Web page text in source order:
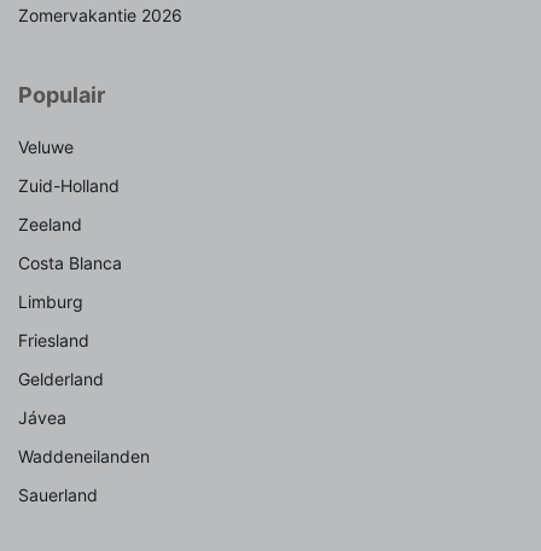
Zomervakantie 2026
Populair
Veluwe
Zuid-Holland
Zeeland
Costa Blanca
Limburg
Friesland
Gelderland
Jávea
Waddeneilanden
Sauerland